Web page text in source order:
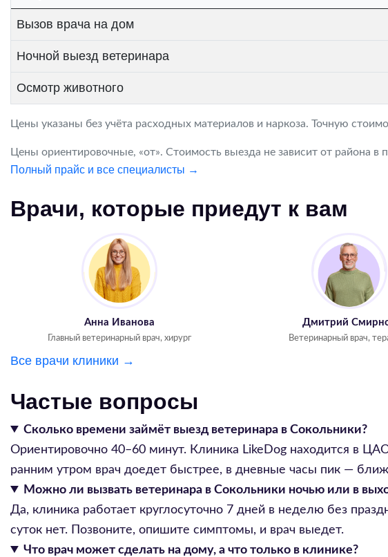
Вызов врача на дом
Ночной выезд ветеринара
Осмотр животного
Цены указаны без учёта расходных материалов и наркоза. Точную
Цены ориентировочные, «от». Стоимость выезда не зависит от района
Полный прайс и все специалисты →
Врачи, которые приедут к вам
Анна Иванова
Главный ветеринарный врач, хирург
Дмитрий
Ветеринарный врач,
Все врачи клиники →
Частые вопросы
Сколько времени займёт выезд ветеринара в Сокольники?
Ориентировочно 40–60 минут. Клиника LikeDog находится в
ранним утром врач доедет быстрее, в дневные часы пик —
Можно ли вызвать ветеринара в Сокольники ночью или в
Да, клиника работает круглосуточно 7 дней в неделю без
суток нет. Позвоните, опишите симптомы, и врач выедет.
Что врач может сделать на дому, а что только в клинике?